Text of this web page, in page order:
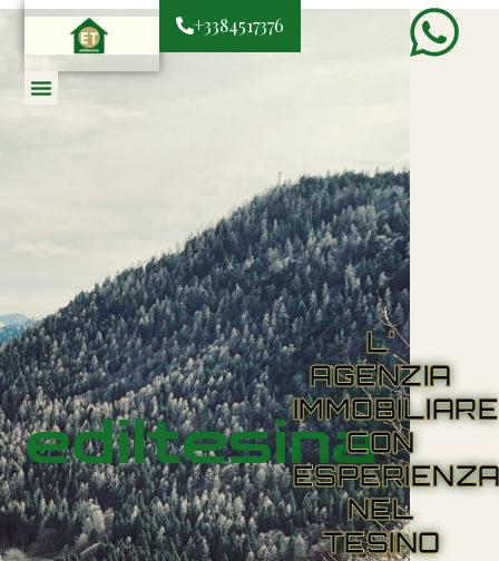
+3384517376
ediltesina
L'
AGENZIA
IMMOBILIARE
CON
NEL
TESINO